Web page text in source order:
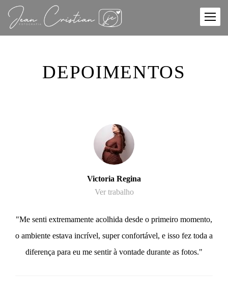
DEPOIMENTOS
"Me senti extremamente acolhida desde o primeiro momento,
o ambiente estava incrível, super confortável, e isso fez toda a
diferença para eu me sentir à vontade durante as fotos."
Victoria Regina
Ver trabalho